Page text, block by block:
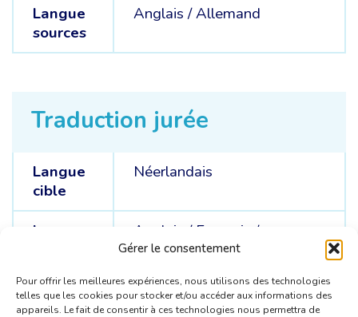
Gérer le consentement
Pour offrir les meilleures expériences, nous utilisons des technologies
telles que les cookies pour stocker et/ou accéder aux informations des
appareils. Le fait de consentir à ces technologies nous permettra de
Langue
sources
Anglais /Allemand
Traduction jurée
Langue
cible
Néerlandais
Langue
Anglais / Français /
Allemand